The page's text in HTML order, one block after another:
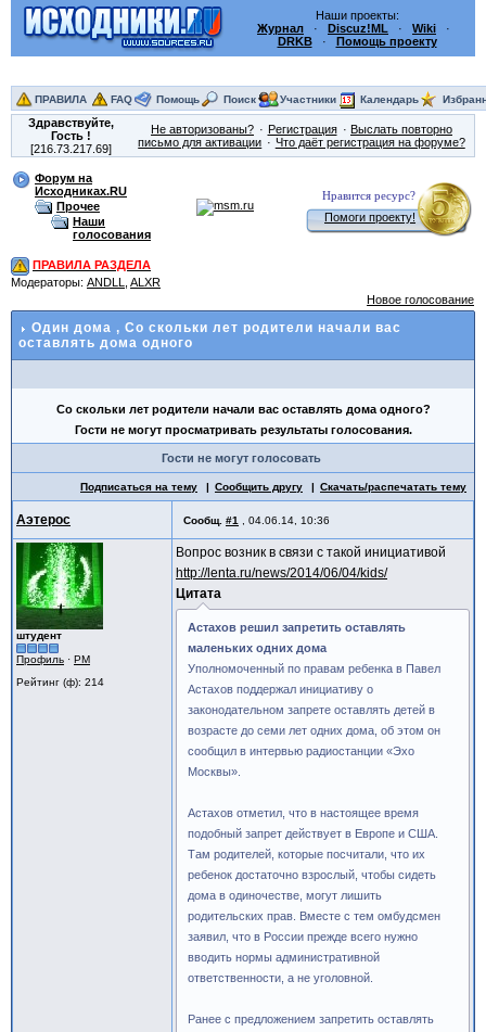
Наши проекты:
Журнал · Discuz!ML · Wiki ·
DRKB· Помощь проекту
ПРАВИЛА FAQ Помощь Поиск Участники Календарь
Здравствуйте,
Гость!
[216.73.217.69]
Не авторизованы? Регистрация
Выслать повторно
письмо для активации
Что даёт регистрация на форуме?
Форум на
Исходниках.RU
Прочее
Наши
голосования
Нравится ресурс?
Помоги проекту!
ПРАВИЛА РАЗДЕЛА
Модераторы: ANDLL
ALXR
Новое голосование
Один дома , Со скольки лет родители начали вас
оставлять дома одного
Со скольки лет родители начали вас оставлять дома одного?
Гости не могут просматривать результаты голосования.
Гости не могут голосовать
Подписаться на тему Сообщить другу Скачать/распечатать тему
Аэтерос Сообщ. #1 04.06.14, 10:36
штудент
Профиль · PM
Рейтинг (ф): 214
Вопрос возник в связи с такой инициативой
http://lenta.ru/news/2014/06/04/kids/
Цитата
Астахов решил запретить оставлять
маленьких одних дома
Уполномоченный по правам ребенка в Павел
Астахов поддержал инициативу о
законодательном запрете оставлять детей в
возрасте до семи лет одних дома, об этом он
сообщил в интервью радиостанции «Эхо
Москвы».
Астахов отметил, что в настоящее время
подобный запрет действует в Европе и США.
Там родителей, которые посчитали, что их
ребенок достаточно взрослый, чтобы сидеть
дома в одиночестве, могут лишить
родительских прав. Вместе с тем омбудсмен
заявил, что в России прежде всего нужно
вводить нормы административной
ответственности, а не уголовной.
Ранее с предложением запретить оставлять